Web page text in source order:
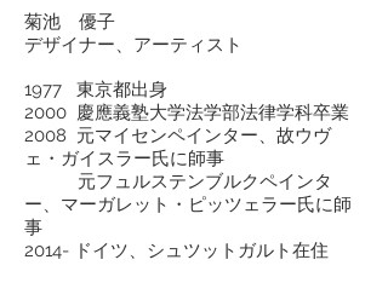
菊池 優子
デザイナー、アーティスト
1977 東京都出身
2000 慶應義塾大学法学部法律学科卒業
2008 元マイセンペインター、故ウヴ
ェ・ガイスラー氏に師事
元フュルステンブルクペインタ
ー、マーガレット・ピッツェラー氏に師
事
2014- ドイツ、シュツットガルト在住